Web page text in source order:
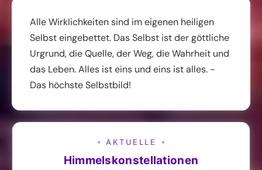
Alle Wirklichkeiten sind im eigenen heiligen
Selbst eingebettet. Das Selbst ist der göttliche
Urgrund, die Quelle, der Weg, die Wahrheit und
das Leben. Alles ist eins und eins ist alles. -
Das höchste Selbstbild!
✦ AKTUELLE ✦
Himmelskonstellationen